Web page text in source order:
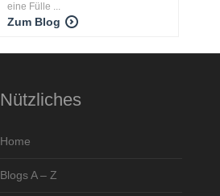
eine Fülle ...
Zum Blog
Nützliches
Home
Blogs A – Z